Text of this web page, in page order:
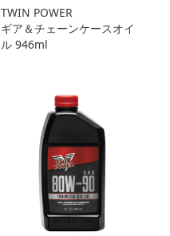
TWIN POWER
ギア＆チェーンケースオイ
ル 946ml